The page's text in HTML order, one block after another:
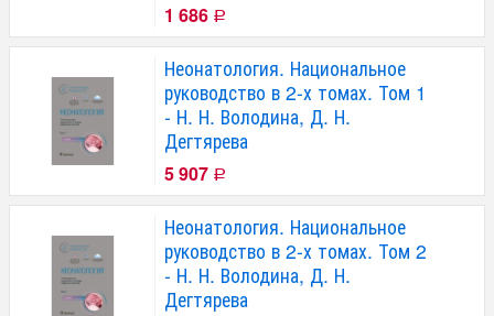
1 686 Р
Неонатология. Национальное
руководство в 2-х томах. Том 1
- Н. Н. Володина, Д. Н.
Дегтярева
5 907 Р
Неонатология. Национальное
руководство в 2-х томах. Том 2
- Н. Н. Володина, Д. Н.
Дегтярева